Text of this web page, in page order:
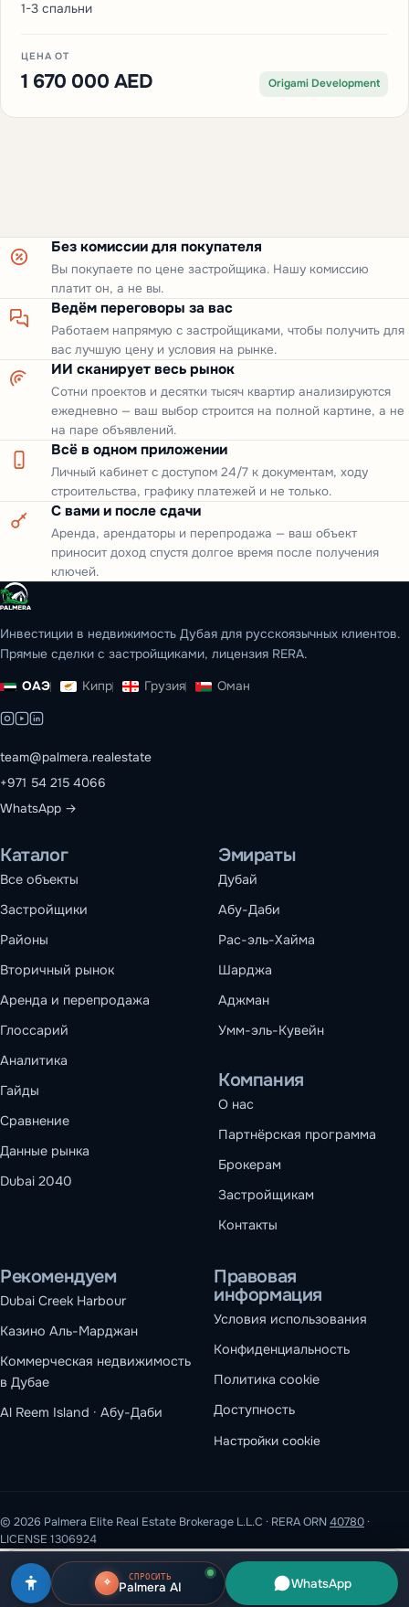
1-3 спальни
ЦЕНА ОТ
1 670 000 AED Origami Development
Без комиссии для покупателя
Вы покупаете по цене застройщика. Нашу комиссию
платит он, а не вы.
Ведём переговоры за вас
Работаем напрямую с застройщиками, чтобы получить для
вас лучшую цену и условия на рынке.
ИИ сканирует весь рынок
Сотни проектов и десятки тысяч квартир анализируются
ежедневно — ваш выбор строится на полной картине, а не
на паре объявлений.
Всё в одном приложении
Личный кабинет с доступом 24/7 к документам, ходу
строительства, графику платежей и не только.
С вами и после сдачи
Аренда, арендаторы и перепродажа — ваш объект
приносит доход спустя долгое время после получения
ключей.
Инвестиции в недвижимость Дубая для русскоязычных клиентов.
Прямые сделки с застройщиками, лицензия RERA.
ОАЭ Кипр Грузия Оман
team@palmera.realestate
+971 54 215 4066
WhatsApp →
Каталог
Все объекты
Застройщики
Районы
Вторичный рынок
Аренда и перепродажа
Глоссарий
Аналитика
Гайды
Сравнение
Данные рынка
Dubai 2040
Эмираты
Дубай
Абу-Даби
Рас-эль-Хайма
Шарджа
Аджман
Умм-эль-Кувейн
Компания
О нас
Партнёрская программа
Брокерам
Застройщикам
Контакты
Рекомендуем
Dubai Creek Harbour
Казино Аль-Марджан
Коммерческая недвижимость
в Дубае
Al Reem Island · Абу-Даби
Правовая
информация
Условия использования
Конфиденциальность
Политика cookie
Доступность
Настройки cookie
© 2026 Palmera Elite Real Estate Brokerage L.L.C · RERA ORN40780 ·
LICENSE 1306924
СПРОСИТЬ
Palmera AI WhatsApp
Мы используем файлы cookie
Необходимые файлы cookie обеспечивают работу сайта.